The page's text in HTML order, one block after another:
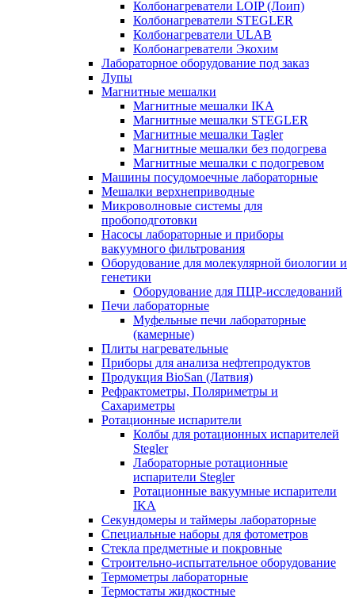
Колбонагреватели LOIP (Лоип)
Колбонагреватели STEGLER
Колбонагреватели ULAB
Колбонагреватели Экохим
Лабораторное оборудование под заказ
Лупы
Магнитные мешалки
Магнитные мешалки IKA
Магнитные мешалки STEGLER
Магнитные мешалки Tagler
Магнитные мешалки без подогрева
Магнитные мешалки с подогревом
Машины посудомоечные лабораторные
Мешалки верхнеприводные
Микроволновые системы для
пробоподготовки
Насосы лабораторные и приборы
вакуумного фильтрования
Оборудование для молекулярной биологии и
генетики
Оборудование для ПЦР-исследований
Печи лабораторные
Муфельные печи лабораторные
(камерные)
Плиты нагревательные
Приборы для анализа нефтепродуктов
Продукция BioSan (Латвия)
Рефрактометры, Поляриметры и
Сахариметры
Ротационные испарители
Колбы для ротационных испарителей
Stegler
Лабораторные ротационные
испарители Stegler
Ротационные вакуумные испарители
IKA
Секундомеры и таймеры лабораторные
Специальные наборы для фотометров
Стекла предметные и покровные
Строительно-испытательное оборудование
Термометры лабораторные
Термостаты жидкостные